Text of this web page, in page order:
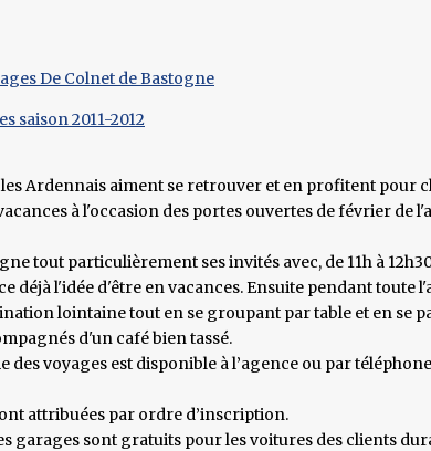
De Colnet de Bastogne
saison 2011-2012
les Ardennais aiment se retrouver et en profitent pour
à l'occasion des portes ouvertes de février de
tout particulièrement ses invités avec, de 11h à
déjà l'idée d'être en vacances. Ensuite pendant toute
lointaine tout en se groupant par table et en se
d'un café bien tassé.
voyages est disponible à l’agence ou par
attribuées par ordre d’inscription.
garages sont gratuits pour les voitures des clients